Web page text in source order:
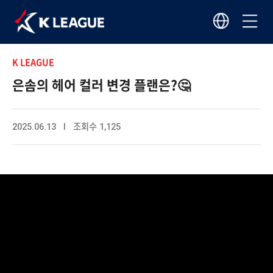
K LEAGUE
은솜의 헤어 컬러 변경 플랜은?🤔
2025.06.13 I 조회수 1,125